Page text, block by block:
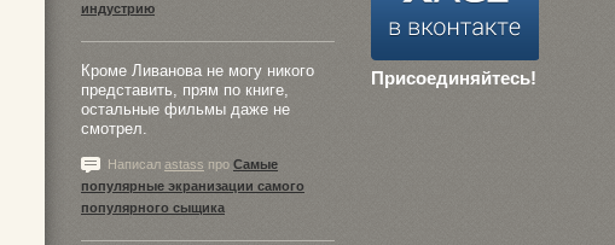
Присоединяйтесь!
индустрию
Кроме Ливанова не могу никого
представить, прям по книге,
остальные фильмы даже не
смотрел.
Написал astass про Самые
популярные экранизации самого
популярного сыщика